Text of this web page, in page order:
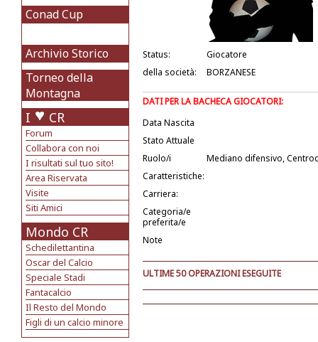
Conad Cup
Archivio Storico
Torneo della
Montagna
I CR
Forum
Collabora con noi
I risultati sul tuo sito!
Area Riservata
Visite
Siti Amici
Mondo CR
Schedilettantina
Oscar del Calcio
Speciale Stadi
Fantacalcio
Il Resto del Mondo
Figli di un calcio minore
Status:
Giocatore
della società:
BORZANESE
DATI PER LA BACHECA GIOCATORI:
Data Nascita
Stato Attuale
Ruolo/i
Mediano difensivo,
Caratteristiche:
Carriera:
Categoria/e
preferita/e
Note
ULTIME 50 OPERAZIONI ESEGUITE